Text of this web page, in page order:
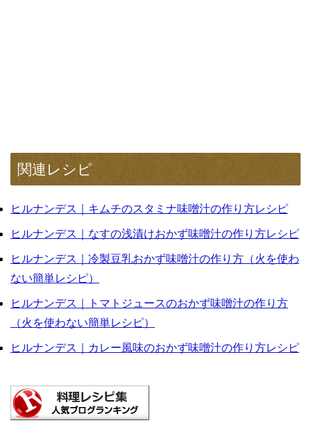
関連レシピ
ヒルナンデス｜キムチのスタミナ味噌汁の作り方レシピ
ヒルナンデス｜なすの浅漬けおかず味噌汁の作り方レシピ
ヒルナンデス｜冷製豆乳おかず味噌汁の作り方（火を使わ
ない簡単レシピ）
ヒルナンデス｜トマトジュースのおかず味噌汁の作り方
（火を使わない簡単レシピ）
ヒルナンデス｜カレー風味のおかず味噌汁の作り方レシピ